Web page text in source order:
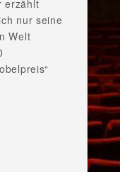
erzählt
nur seine
Welt